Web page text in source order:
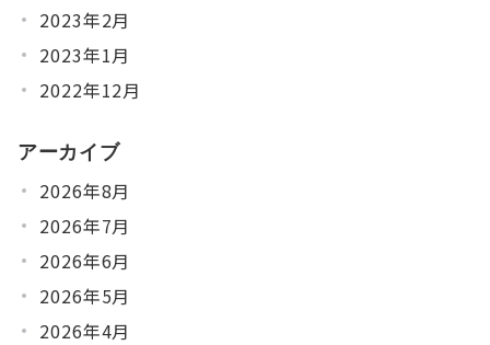
2023年2月
2023年1月
2022年12月
アーカイブ
2026年8月
2026年7月
2026年6月
2026年5月
2026年4月